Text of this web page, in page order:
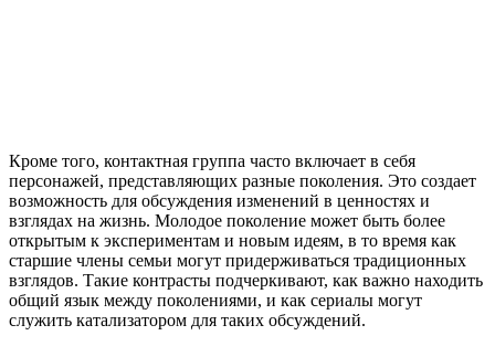
Кроме того, контактная группа часто включает в себя
персонажей, представляющих разные поколения. Это создает
возможность для обсуждения изменений в ценностях и
взглядах на жизнь. Молодое поколение может быть более
открытым к экспериментам и новым идеям, в то время как
старшие члены семьи могут придерживаться традиционных
взглядов. Такие контрасты подчеркивают, как важно находить
общий язык между поколениями, и как сериалы могут
служить катализатором для таких обсуждений.